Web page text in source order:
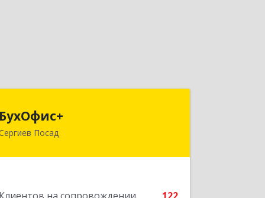
БухОфис+
Посад
141304, Московская обл, Сергиево-